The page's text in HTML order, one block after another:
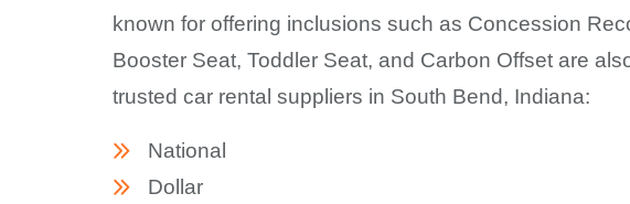
known for offering inclusions such as Concession
Booster Seat, Toddler Seat, and Carbon Offset are
trusted car rental suppliers in South Bend, Indiana:
National
Dollar